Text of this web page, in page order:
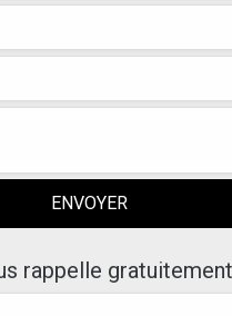
rappelle gratuitement